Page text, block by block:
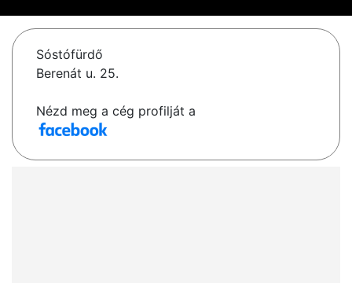
Sóstófürdő
Berenát u. 25.
Nézd meg a cég profilját a